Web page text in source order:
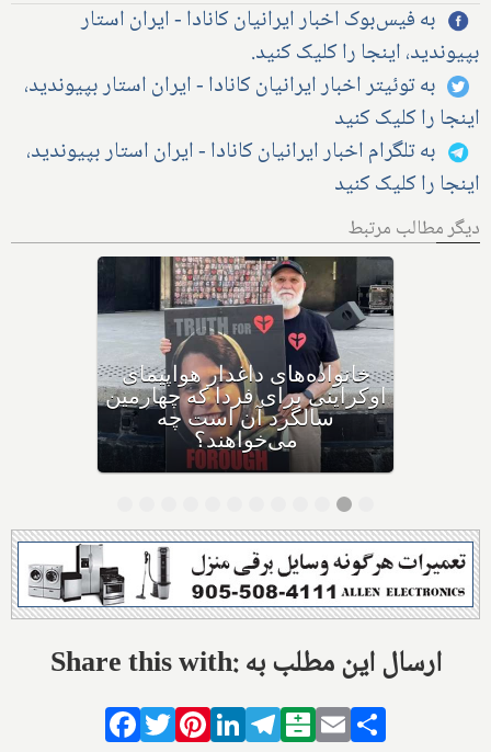
به فیس‌بوک اخبار ایرانیان کانادا - ایران استار
بپیوندید، اینجا را کلیک کنید.
به توئیتر اخبار ایرانیان کانادا - ایران استار بپیوندید،
اینجا را کلیک کنید
به تلگرام اخبار ایرانیان کانادا - ایران استار بپیوندید،
اینجا را کلیک کنید
دیگر مطالب مرتبط
دعوا در دادگاه بالا گرفت: کانادا
و متحدانش، جمهوری اسلامی
را به دلیل سرنگونی پرواز
اوکراینی به دیوان بین‌المللی
دادگستری لاهه می‌برند
Share this with: ارسال این مطلب به
Facebook
TwitterPinterestLinkedIn
Telegram
Balatarin
Email